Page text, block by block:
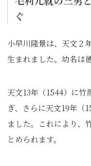
ぐ
小早川隆景は、天文２
生まれました。幼名は
天文13年（1544）に
ぎ、さらに天文19年（
ました。これにより、
とめられます。